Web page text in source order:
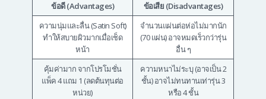
ข้อดี (Advantages)
ข้อเสีย (Disadvantages)
ความนุ่มและลื่น (Satin Soft)
ทำให้สบายผิวมากเมื่อเช็ด
หน้า
จำนวนแผ่นต่อห่อไม่มากนัก
(70 แผ่น) อาจหมดเร็วกว่ารุ่น
อื่น ๆ
คุ้มค่ามาก จากโปรโมชั่น
แพ็ค 4 แถม 1 (ลดต้นทุนต่อ
หน่วย)
ความหนาไม่ระบุ (อาจเป็น 2
ชั้น) อาจไม่ทนทานเท่ารุ่น 3
หรือ 4 ชั้น